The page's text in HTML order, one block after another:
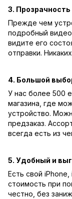
3.
Прежде чем
подробный
видите его
отправки.
4. Большой
У нас более 500
магазина, где
устройство.
предзаказ.
всегда есть из
5. Удобный и
Есть свой
стоимость при
честно, без